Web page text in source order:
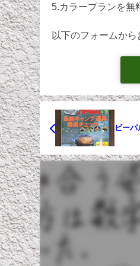
5.カラープランを無
以下のフォームから
ビーパ